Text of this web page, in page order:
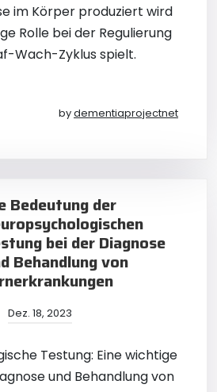
im Körper produziert wird
Rolle bei der Regulierung
Wach-Zyklus spielt.
bydementiaprojectnet
Bedeutung der
bei der Diagnose
Behandlung von
Dez. 18, 2023
Testung: Eine wichtige
und Behandlung von